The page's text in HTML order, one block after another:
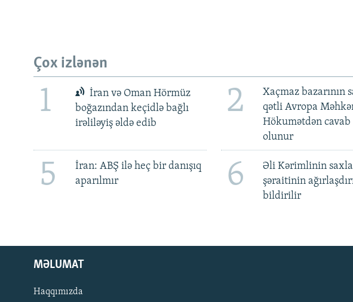
Çox izlənən
1
İran və Oman Hörmüz
boğazından keçidlə bağlı
irəliləyiş əldə edib
2
Xaçmaz bazarının
qətli Avropa
Hökumətdən cavab
olunur
5
İran: ABŞ ilə heç bir danışıq
aparılmır
6
Əli Kərimlinin
şəraitinin
bildirilir
MƏLUMAT
Haqqımızda